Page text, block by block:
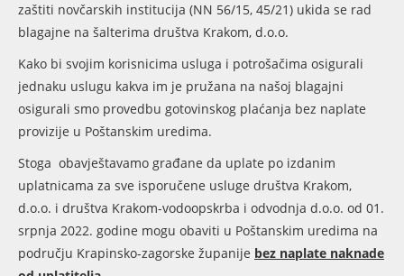
zaštiti novčarskih institucija (NN 56/15, 45/21) ukida se rad
blagajne na šalterima društva Krakom, d.o.o.
Kako bi svojim korisnicima usluga i potrošačima osigurali
jednaku uslugu kakva im je pružana na našoj blagajni
osigurali smo provedbu gotovinskog plaćanja bez naplate
provizije u Poštanskim uredima.
Stoga obavještavamo građane da uplate po izdanim
uplatnicama za sve isporučene usluge društva Krakom,
d.o.o. i društva Krakom-vodoopskrba i odvodnja d.o.o. od 01.
srpnja 2022. godine mogu obaviti u Poštanskim uredima na
području Krapinsko-zagorske županije bez naplate naknade